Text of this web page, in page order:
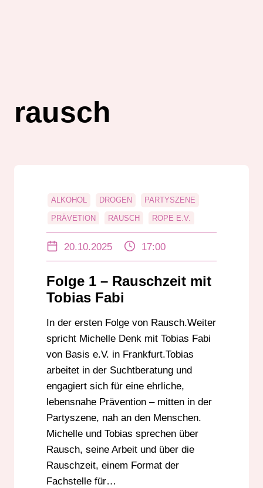
rausch
ALKOHOL DROGEN PARTYSZENE
PRÄVETION RAUSCH ROPE E.V.
20.10.2025 17:00
Folge 1 – Rauschzeit mit
Tobias Fabi
In der ersten Folge von Rausch.Weiter
spricht Michelle Denk mit Tobias Fabi
von Basis e.V. in Frankfurt.Tobias
arbeitet in der Suchtberatung und
engagiert sich für eine ehrliche,
lebensnahe Prävention – mitten in der
Partyszene, nah an den Menschen.
Michelle und Tobias sprechen über
Rausch, seine Arbeit und über die
Rauschzeit, einem Format der
Fachstelle für…